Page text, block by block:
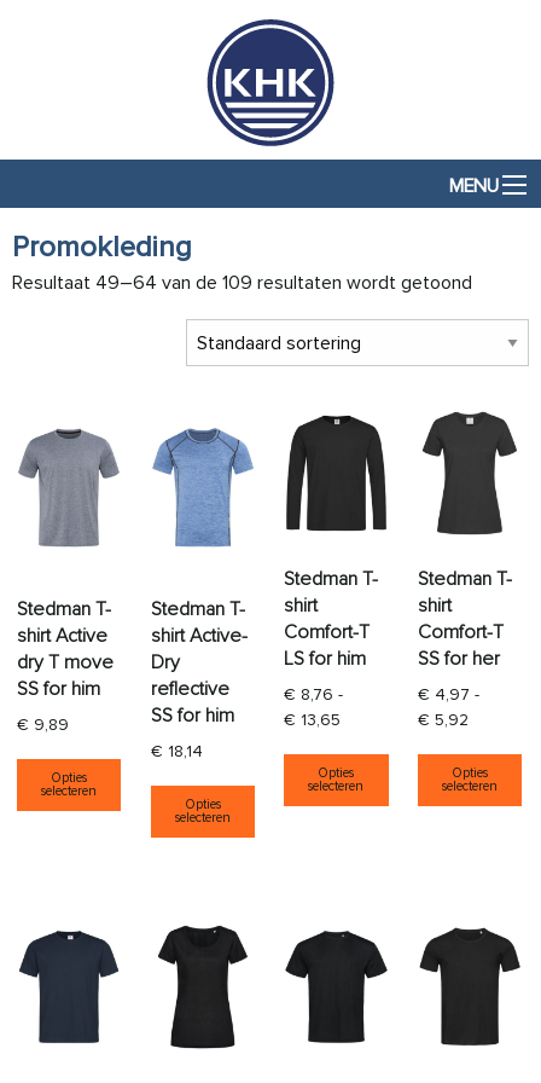
MENU
Promokleding
Resultaat 49–64 van de 109 resultaten wordt getoond
Stedman T-
shirt Active
dry T move
SS for him
€ 9,89
Opties
selecteren
Dit product heeft meerdere variaties. Deze optie
Stedman T-
shirt Active-
Dry
reflective
SS for him
€ 18,14
Opties
selecteren
Dit product heeft meerdere
Stedman T-
shirt
Comfort-T
LS for him
€ 8,76 -
€ 13,65 Prijsklasse: € 8,76 tot €
Opties
selecteren
Dit product heeft
Stedman T-
shirt
Comfort-T
SS for her
€ 4,97 -
€ 5,92
Opties
selecteren